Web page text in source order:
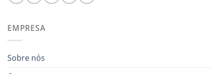
EMPRESA
Sobre nós